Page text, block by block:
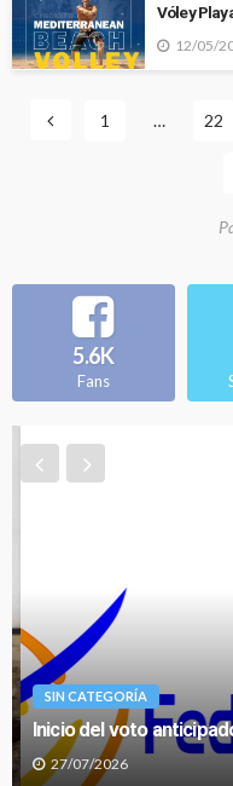
Vóley
12/05/
1 … 22
5.6K
Fans
SIN CATEGORÍA
Inicio del voto
27/07/2026